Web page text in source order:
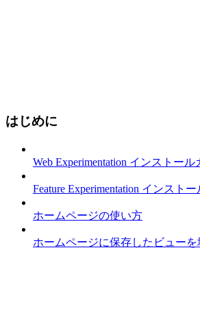
はじめに
Web Experimentation インストール
Feature Experimentation インスト
ホームページの使い方
ホームページに保存したビューを